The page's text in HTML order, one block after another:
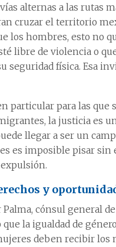
alternas a las rutas
cruzar el territorio
los hombres, esto no
libre de violencia o
seguridad física. Esa
particular para las que
la justicia es
llegar a ser un
es imposible pisar sin
y
cónsul general
que la igualdad de
deben recibir los